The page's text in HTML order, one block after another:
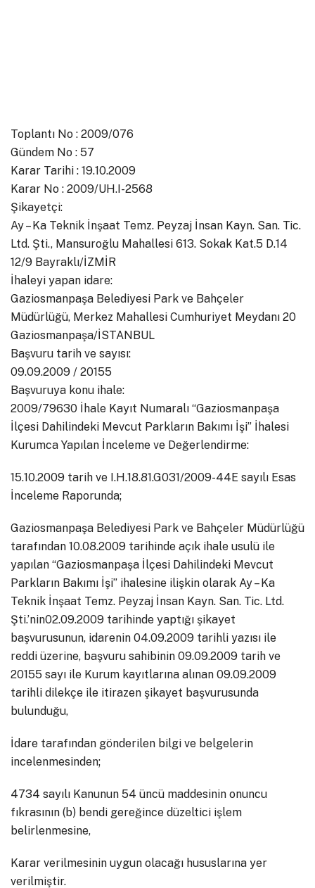
Toplantı No : 2009/076
Gündem No : 57
Karar Tarihi : 19.10.2009
Karar No : 2009/UH.I-2568
Şikayetçi:
Ay – Ka Teknik İnşaat Temz. Peyzaj İnsan Kayn. San. Tic.
Ltd. Şti., Mansuroğlu Mahallesi 613. Sokak Kat.5 D.14
12/9 Bayraklı/İZMİR
İhaleyi yapan idare:
Gaziosmanpaşa Belediyesi Park ve Bahçeler
Müdürlüğü, Merkez Mahallesi Cumhuriyet Meydanı 20
Gaziosmanpaşa/İSTANBUL
Başvuru tarih ve sayısı:
09.09.2009 / 20155
Başvuruya konu ihale:
2009/79630 İhale Kayıt Numaralı “Gaziosmanpaşa
İlçesi Dahilindeki Mevcut Parkların Bakımı İşi” İhalesi
Kurumca Yapılan İnceleme ve Değerlendirme:
15.10.2009 tarih ve I.H.18.81.G031/2009-44E sayılı Esas
İnceleme Raporunda;
Gaziosmanpaşa Belediyesi Park ve Bahçeler Müdürlüğü
tarafından 10.08.2009 tarihinde açık ihale usulü ile
yapılan “Gaziosmanpaşa İlçesi Dahilindeki Mevcut
Parkların Bakımı İşi” ihalesine ilişkin olarak Ay – Ka
Teknik İnşaat Temz. Peyzaj İnsan Kayn. San. Tic. Ltd.
Şti.’nin02.09.2009 tarihinde yaptığı şikayet
başvurusunun, idarenin 04.09.2009 tarihli yazısı ile
reddi üzerine, başvuru sahibinin 09.09.2009 tarih ve
20155 sayı ile Kurum kayıtlarına alınan 09.09.2009
tarihli dilekçe ile itirazen şikayet başvurusunda
bulunduğu,
İdare tarafından gönderilen bilgi ve belgelerin
incelenmesinden;
4734 sayılı Kanunun 54 üncü maddesinin onuncu
fıkrasının (b) bendi gereğince düzeltici işlem
belirlenmesine,
Karar verilmesinin uygun olacağı hususlarına yer
verilmiştir.